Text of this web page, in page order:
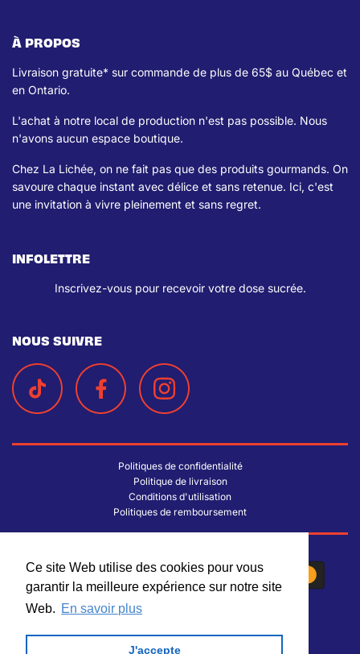
Ce site Web utilise des cookies pour vous
garantir la meilleure expérience sur notre site
Web. En savoir plus
J'accepte
Ce site Web utilise des cookies pour vous
garantir la meilleure expérience sur notre site
Web. En savoir plus
J'accepte
À PROPOS
Livraison gratuite* sur commande de plus de 65$ au Québec et
en Ontario.
L'achat à notre local de production n'est pas possible. Nous
n'avons aucun espace boutique.
Chez La Lichée, on ne fait pas que des produits gourmands. On
savoure chaque instant avec délice et sans retenue. Ici, c'est
une invitation à vivre pleinement et sans regret.
INFOLETTRE
Inscrivez-vous pour recevoir votre dose sucrée.
NOUS SUIVRE
Politiques de confidentialité
Politique de livraison
Conditions d'utilisation
Politiques de remboursement